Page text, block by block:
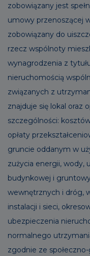
zobowiązany jest
umowy przenoszącej
zobowiązany do
rzecz wspólnoty
wynagrodzenia z
nieruchomością
związanych z
znajduje się lokal oraz
szczególności:
opłaty
gruncie oddanym w
zużycia energii, wody,
budynkowej i
wewnętrznych i dróg,
instalacji i sieci,
ubezpieczenia
normalnego
zgodnie ze